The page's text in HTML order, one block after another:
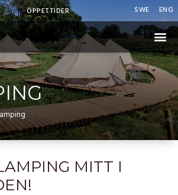
ÖPPETTIDER SWE ENG
MITT I